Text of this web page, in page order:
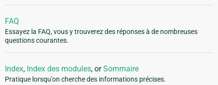
FAQ
Essayez la FAQ, vous y trouverez des réponses à de nombreuses
questions courantes.
Index, Index des modules, orSommaire
Pratique lorsqu'on cherche des informations précises.